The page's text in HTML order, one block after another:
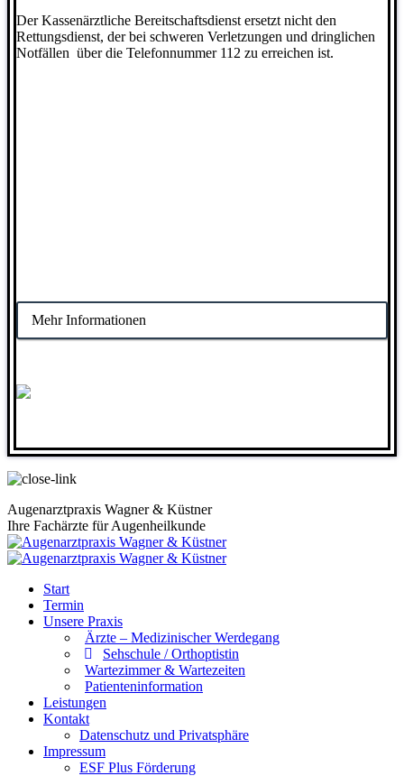
Der Kassenärztliche Bereitschaftsdienst ersetzt nicht den
Rettungsdienst, der bei schweren Verletzungen und dringlichen
Notfällen über die Telefonnummer 112 zu erreichen ist.
Mehr Informationen
Augenarztpraxis Wagner & Küstner
Ihre Fachärzte für Augenheilkunde
Start
Termin
Unsere Praxis
Ärzte – Medizinischer Werdegang
Sehschule / Orthoptistin
Wartezimmer & Wartezeiten
Patienteninformation
Leistungen
Kontakt
Datenschutz und Privatsphäre
Impressum
ESF Plus Förderung